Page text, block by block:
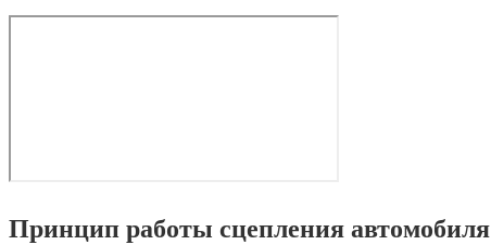
Принцип работы сцепления автомобиля